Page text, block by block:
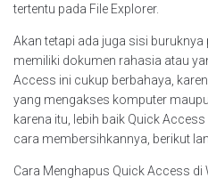
tertentu pada File Explorer.
Akan tetapi ada juga sisi
memiliki dokumen rahasia atau
Access ini cukup berbahaya,
yang mengakses komputer
karena itu, lebih baik Quick
cara membersihkannya, berikut
Cara Menghapus Quick Access di